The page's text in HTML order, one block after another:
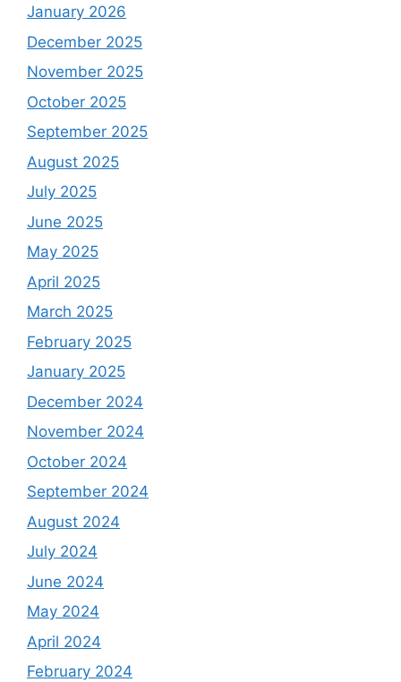
January 2026
December 2025
November 2025
October 2025
September 2025
August 2025
July 2025
June 2025
May 2025
April 2025
March 2025
February 2025
January 2025
December 2024
November 2024
October 2024
September 2024
August 2024
July 2024
June 2024
May 2024
April 2024
February 2024